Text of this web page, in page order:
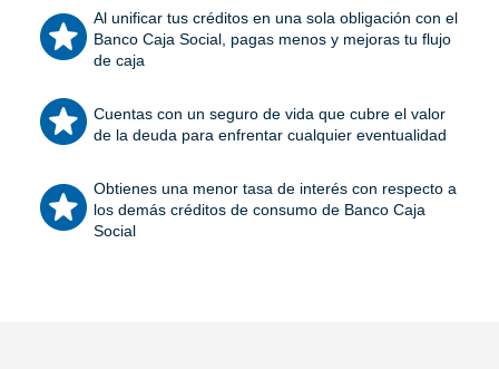
Al unificar tus créditos en una sola obligación con el
Banco Caja Social, pagas menos y mejoras tu flujo
de caja
Cuentas con un seguro de vida que cubre el valor
de la deuda para enfrentar cualquier eventualidad
Obtienes una menor tasa de interés con respecto a
los demás créditos de consumo de Banco Caja
Social